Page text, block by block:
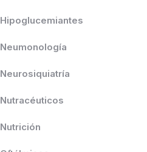
Hipoglucemiantes
Neumonología
Neurosiquiatría
Nutracéuticos
Nutrición